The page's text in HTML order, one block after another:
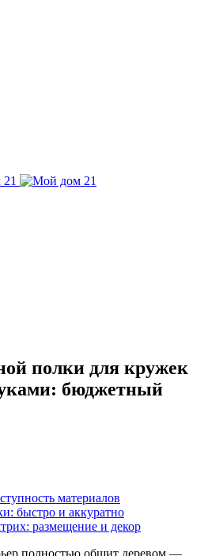
полки для кружек
бюджетный
материалов
быстро и аккуратно
размещение и декор
полностью обшит деревом —